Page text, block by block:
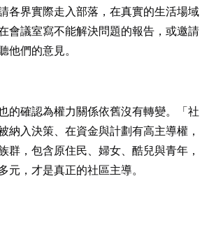
各界實際走入部落，在真實的生活場域
會議室寫不能解決問題的報告，或邀請
他們的意見。
的確認為權力關係依舊沒有轉變。「社
納入決策、在資金與計劃有高主導權，
群，包含原住民、婦女、酷兒與青年，
元，才是真正的社區主導。